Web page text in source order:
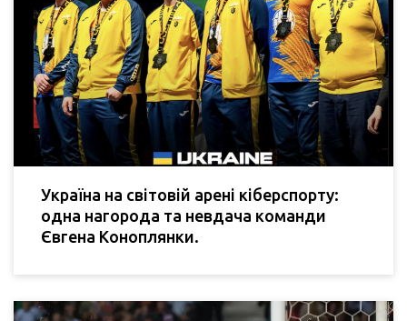
Україна на світовій арені кіберспорту:
одна нагорода та невдача команди
Євгена Коноплянки.